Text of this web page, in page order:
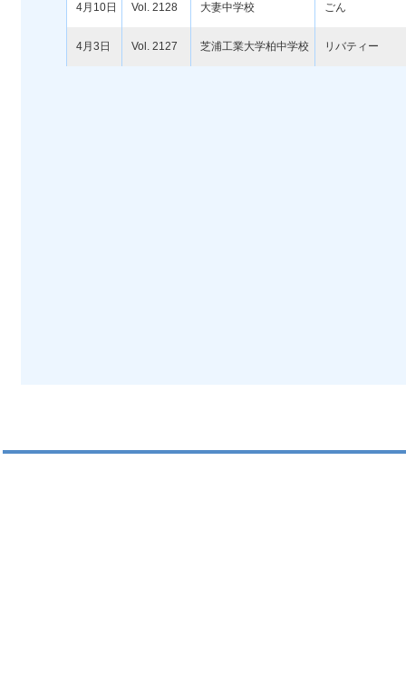
4月10日 Vol. 2128 大妻中学校 ごん
4月3日 Vol. 2127 芝浦工業大学柏中学校 リバティー